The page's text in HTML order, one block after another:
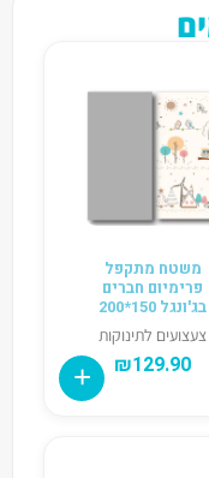
משטח מתקפל
פרימיום חברים
בג'ונגל 150*200
צעצועים לתינוקות
₪129.90